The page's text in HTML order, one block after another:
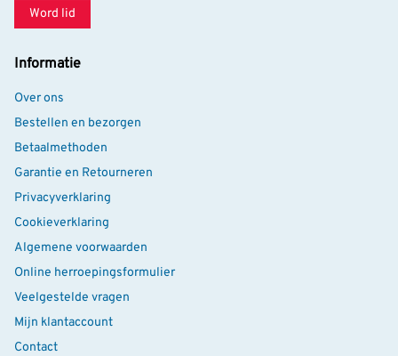
Word lid
Informatie
Over ons
Bestellen en bezorgen
Betaalmethoden
Garantie en Retourneren
Privacyverklaring
Cookieverklaring
Algemene voorwaarden
Online herroepingsformulier
Veelgestelde vragen
Mijn klantaccount
Contact